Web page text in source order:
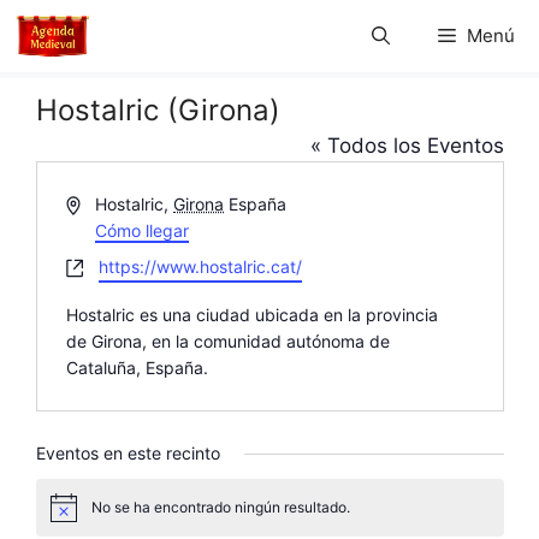
Saltar
Menú
Hostalric (Girona)
« Todos los Eventos
D
r
e
c
c
i
n
Hostalric, Girona España
Cómo llegar
W
b
s
i
https://www.hostalric.cat/
Hostalric es una ciudad ubicada en la provincia
de Girona, en la comunidad autónoma de
Cataluña, España.
Eventos en este recinto
No se ha encontrado ningún resultado.